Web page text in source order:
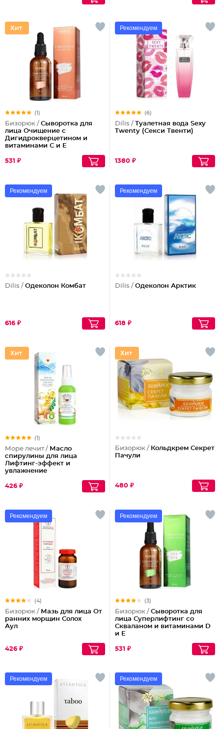
(1)
Бизорюк / Сыворотка для
лица Очищение с
Дигидрокверцетином и
витаминами С и Е
531 ₽
Рекомендуем
(6)
Dilis / Туалетная вода Sexy
Twenty (Секси Твенти)
1380 ₽
Рекомендуем
Dilis / Одеколон Комбат
616 ₽
Рекомендуем
Dilis / Одеколон Арктик
618 ₽
(1)
Море лечит / Масло
спирулины для лица
Лифтинг-эффект и
увлажнение
426 ₽
Бизорюк / Кольдкрем Секрет
Пачули
480 ₽
Рекомендуем
(4)
Бизорюк / Мазь для лица От
ранних морщин Солох
Аул
426 ₽
Рекомендуем
(3)
Бизорюк / Сыворотка для
лица Суперлифтинг со
Скваланом и витаминами D
и Е
531 ₽
Рекомендуем Рекомендуем